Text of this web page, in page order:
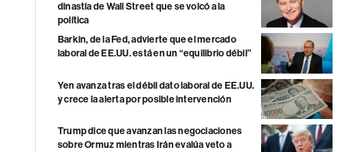
dinastía de Wall Street que se volcó a la
política
Barkin, de la Fed, advierte que el mercado
laboral de EE.UU. está en un “equilibrio débil”
Yen avanza tras el débil dato laboral de EE.UU.
y crece la alerta por posible intervención
Trump dice que avanzan las negociaciones
sobre Ormuz mientras Irán evalúa veto a